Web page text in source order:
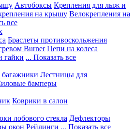
Автобоксы Крепления для лыж и
на крышу Велокрепления на
все
Браслеты противоскольжения
Burner Цепи на колеса
гайки ... Показать все
Лестницы для
бамперы
Коврики в салон
лобового стекла Дефлекторы
окон Рейлинги ... Показать все